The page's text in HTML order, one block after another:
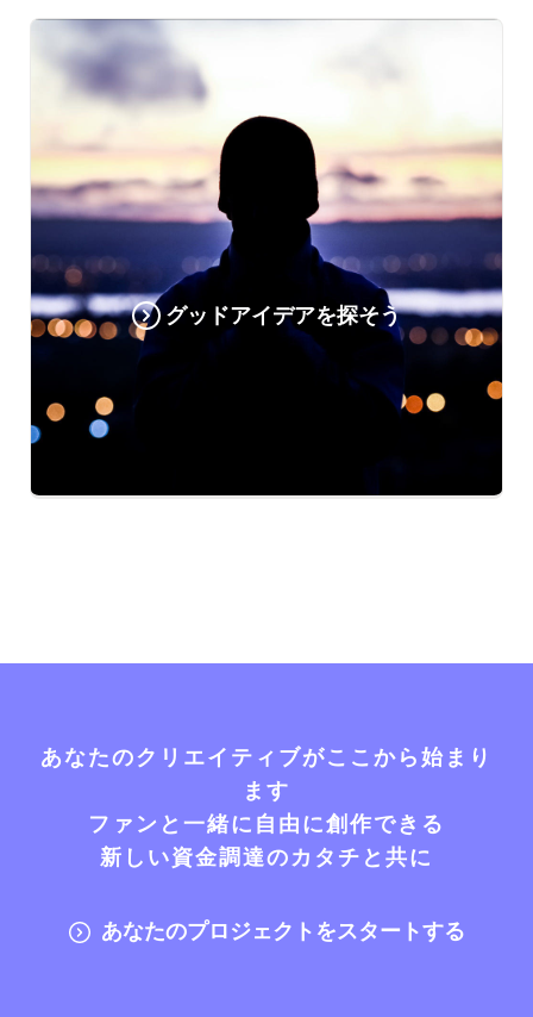
グッドアイデアを探そう
あなたのクリエイティブがここから始まり
ます
ファンと一緒に自由に創作できる
新しい資金調達のカタチと共に
あなたのプロジェクトをスタートする